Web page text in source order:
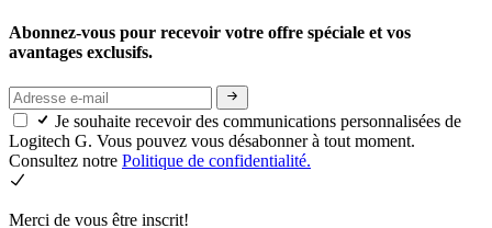
Abonnez-vous pour recevoir votre offre spéciale et vos
avantages exclusifs.
Je souhaite recevoir des communications personnalisées de
Logitech G. Vous pouvez vous désabonner à tout moment.
Consultez notre Politique de confidentialité.
Merci de vous être inscrit!